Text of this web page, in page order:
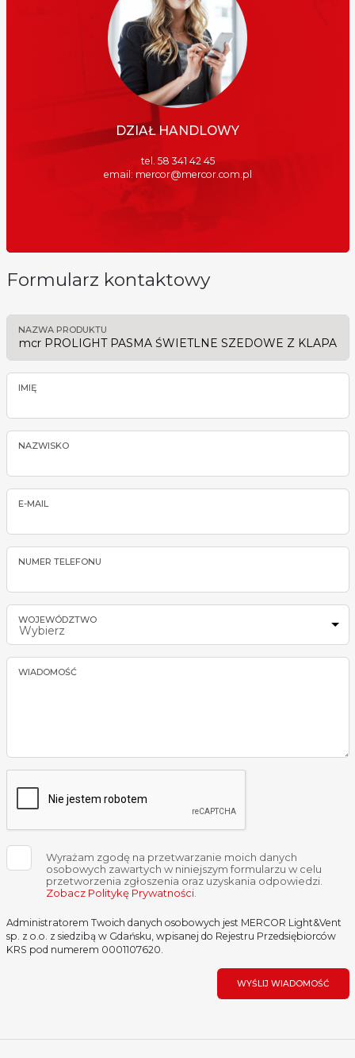
DZIAŁ HANDLOWY
tel. 58 341 42 45
email: mercor@mercor.com.pl
Formularz kontaktowy
NAZWA PRODUKTU
IMIĘ
NAZWISKO
E-MAIL
NUMER TELEFONU
WOJEWÓDZTWO
Wybierz
WIADOMOŚĆ
Wyrażam zgodę na przetwarzanie moich danych
osobowych zawartych w niniejszym formularzu w celu
przetworzenia zgłoszenia oraz uzyskania odpowiedzi.
Zobacz Politykę Prywatności.
Administratorem Twoich danych osobowych jest MERCOR Light&Vent
sp. z o.o. z siedzibą w Gdańsku, wpisanej do Rejestru Przedsiębiorców
KRS pod numerem 0001107620.
WYŚLIJ WIADOMOŚĆ